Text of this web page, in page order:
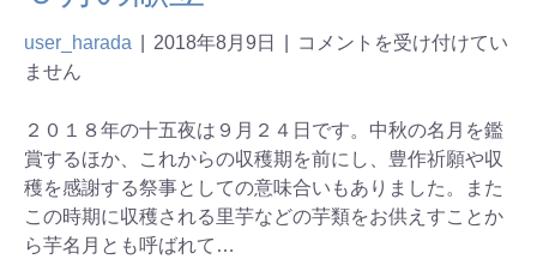
user_harada 2018年8月9日
コメントを受け付けてい
ません
２０１８年の十五夜は９月２４日です。中秋の名月を鑑
賞するほか、これからの収穫期を前にし、豊作祈願や収
穫を感謝する祭事としての意味合いもありました。また
この時期に収穫される里芋などの芋類をお供えすことか
ら芋名月とも呼ばれて…